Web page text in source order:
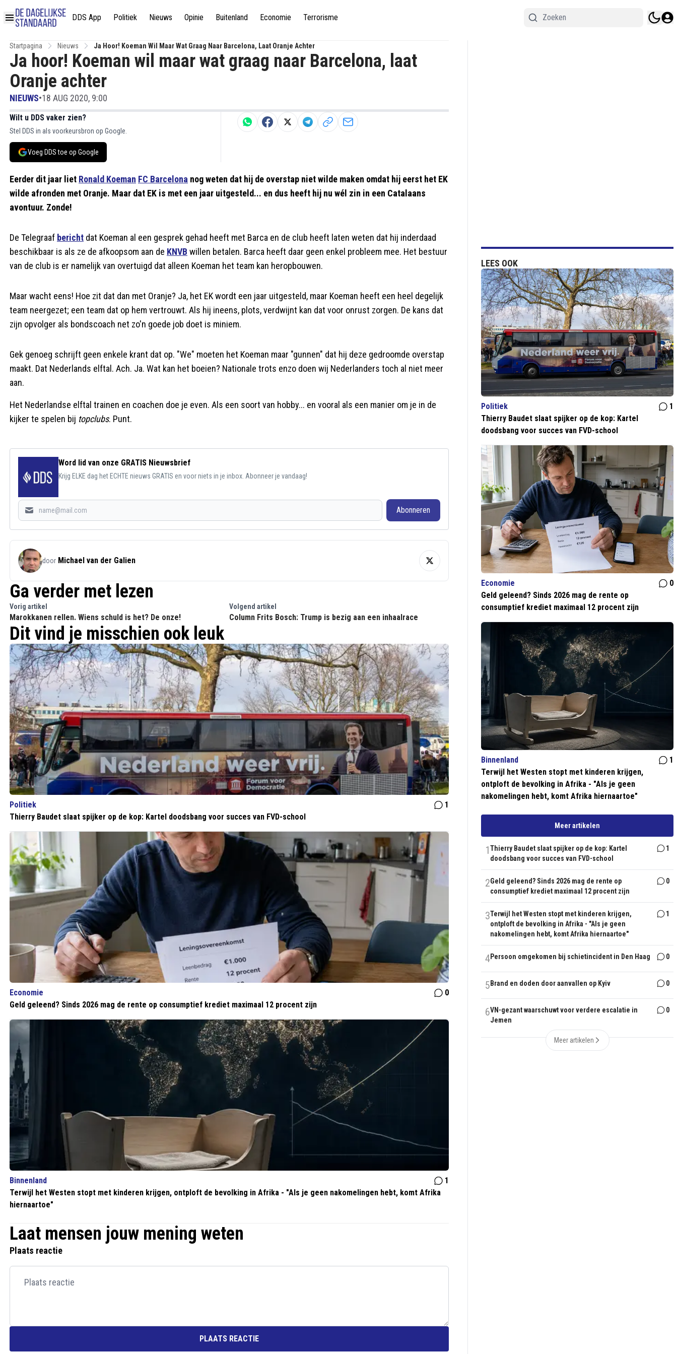
DDS App Politiek Nieuws Opinie Buitenland Economie Terrorisme
Startpagina Nieuws Ja Hoor! Koeman Wil Maar Wat Graag Naar Barcelona, Laat Oranje Achter
Ja hoor! Koeman wil maar wat graag naar Barcelona, laat
Oranje achter
NIEUWS•18 AUG 2020, 9:00
Wilt u DDS vaker zien?
Stel DDS in als voorkeursbron op Google.
Voeg DDS toe op Google
Eerder dit jaar liet Ronald Koeman FC Barcelona nog weten dat hij de overstap niet wilde maken omdat hij eerst het EK
wilde afronden met Oranje. Maar dat EK is met een jaar uitgesteld... en dus heeft hij nu wél zin in een Catalaans
avontuur. Zonde!
De Telegraaf bericht dat Koeman al een gesprek gehad heeft met Barca en de club heeft laten weten dat hij inderdaad
beschikbaar is als ze de afkoopsom aan de KNVB willen betalen. Barca heeft daar geen enkel probleem mee. Het bestuur
van de club is er namelijk van overtuigd dat alleen Koeman het team kan heropbouwen.
Maar wacht eens! Hoe zit dat dan met Oranje? Ja, het EK wordt een jaar uitgesteld, maar Koeman heeft een heel degelijk
team neergezet; een team dat op hem vertrouwt. Als hij ineens, plots, verdwijnt kan dat voor onrust zorgen. De kans dat
zijn opvolger als bondscoach net zo'n goede job doet is miniem.
Gek genoeg schrijft geen enkele krant dat op. "We" moeten het Koeman maar "gunnen" dat hij deze gedroomde overstap
maakt. Dat Nederlands elftal. Ach. Ja. Wat kan het boeien? Nationale trots enzo doen wij Nederlanders toch al niet meer
aan.
Het Nederlandse elftal trainen en coachen doe je even. Als een soort van hobby... en vooral als een manier om je in de
kijker te spelen bij topclubs. Punt.
Word lid van onze GRATIS Nieuwsbrief
Krijg ELKE dag het ECHTE nieuws GRATIS en voor niets in je inbox. Abonneer je vandaag!
Abonneren
door Michael van der Galien
Ga verder met lezen
Vorig artikel
Marokkanen rellen. Wiens schuld is het? De onze!
Volgend artikel
Column Frits Bosch: Trump is bezig aan een inhaalrace
Dit vind je misschien ook leuk
Politiek
1
Thierry Baudet slaat spijker op de kop: Kartel doodsbang voor succes van FVD-school
Economie
0
Geld geleend? Sinds 2026 mag de rente op consumptief krediet maximaal 12 procent zijn
Binnenland
1
Terwijl het Westen stopt met kinderen krijgen, ontploft de bevolking in Afrika - "Als je geen nakomelingen hebt, komt Afrika
hiernaartoe"
Laat mensen jouw mening weten
Plaats reactie
PLAATS REACTIE
LEES OOK
Politiek
1
Thierry Baudet slaat spijker op de kop: Kartel
doodsbang voor succes van FVD-school
Economie
0
Geld geleend? Sinds 2026 mag de rente op
consumptief krediet maximaal 12 procent zijn
Binnenland
1
Terwijl het Westen stopt met kinderen krijgen,
ontploft de bevolking in Afrika - "Als je geen
nakomelingen hebt, komt Afrika hiernaartoe"
Meer artikelen
1Thierry Baudet slaat spijker op de kop: Kartel
doodsbang voor succes van FVD-school
1
2Geld geleend? Sinds 2026 mag de rente op
consumptief krediet maximaal 12 procent zijn
0
3Terwijl het Westen stopt met kinderen krijgen,
ontploft de bevolking in Afrika - "Als je geen
nakomelingen hebt, komt Afrika hiernaartoe"
1
4Persoon omgekomen bij schietincident in Den Haag 0
5 Brand en doden door aanvallen op Kyiv 0
6VN-gezant waarschuwt voor verdere escalatie in
Jemen
0
Meer artikelen